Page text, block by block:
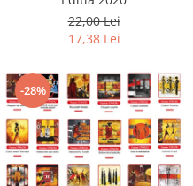
22,00 Lei
17,38 Lei
-28%